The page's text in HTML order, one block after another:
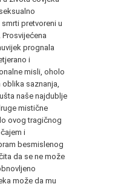
pretvo­reni u
prognala
i
misli, oholo
saznanja,
naše najdublje
mistične
ovog tragi­čnog
i
besmislenog
da se ne može
može da mu